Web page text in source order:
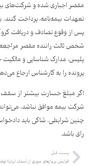
مقصر اجباری شده و شرکت‌های
تعهدات بیمه‌نامه، پرداخت
پس از وقوع تصادف و دریافت
شخص ثالث راننده مقصر مراجعه
پلیس، مدارک شناسایی و
پرونده را به کارشناس ارجاع
اگر مبلغ خسارت بیشتر از سقف
شرکت بیمه موافق نباشد،
چنین شرایطی، شاکی باید
رای باشد.
پست قبل